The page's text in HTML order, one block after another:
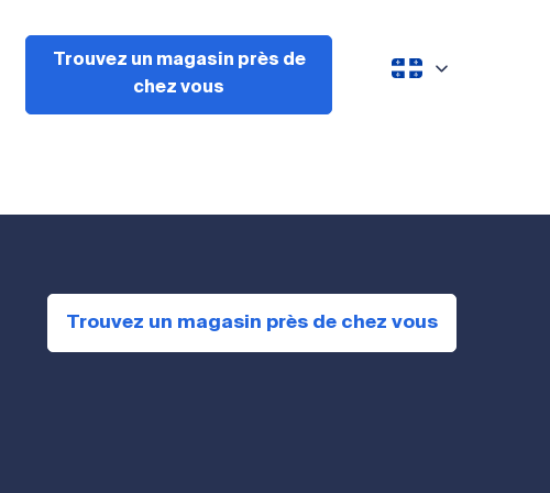
Trouvez un magasin près de
chez vous
Trouvez un magasin près de chez vous